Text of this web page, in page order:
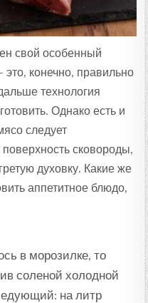
свой особенный
конечно, правильно
технология
Однако есть и
следует
сковороды,
духовку. Какие же
аппетитное блюдо,
в морозилке, то
соленой холодной
на литр